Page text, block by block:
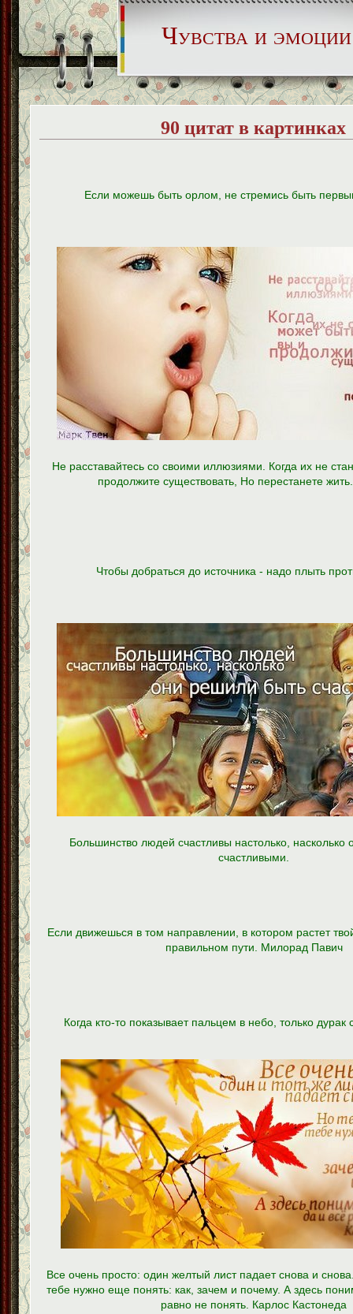
Чувства и эмоции
90 цитат в картинках
Если можешь быть орлом, не стремись быть
Не расставайтесь со своими иллюзиями. Когда их не
продолжите существовать, Но перестанете
Чтобы добраться до источника - надо плыть
Большинство людей счастливы настолько,
счастливыми.
Если движешься в том направлении, в котором растет
правильном пути. Милорад Павич
Когда кто-то показывает пальцем в небо, только дурак
Все очень просто: один желтый лист падает снова и
тебе нужно еще понять: как, зачем и почему. А здесь
равно не понять. Карлос Кастонеда